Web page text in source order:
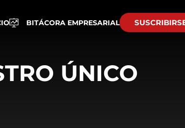
BITÁCORA EMPRESARIAL
ÚNICO